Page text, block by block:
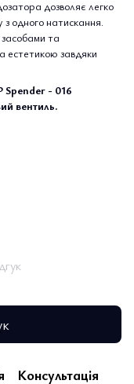
дозволяє легко
з одного натискання.
та
естетикою завдяки
Spender - 016
вентиль.
Консультація